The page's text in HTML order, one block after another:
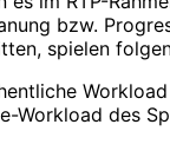
bzw.
spielen
Workload des